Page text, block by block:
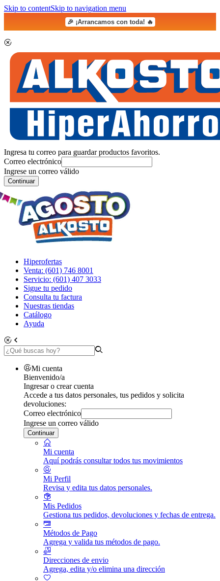
Skip to contentSkip to navigation menu
🎉 ¡Arrancamos con toda! 🔥
Ingresa tu correo para guardar productos favoritos.
Correo electrónico
Ingrese un correo válido
Continuar
Hiperofertas
Venta: (601) 746 8001
Servicio: (601) 407 3033
Sigue tu pedido
Consulta tu factura
Nuestras tiendas
Catálogo
Ayuda
Mi cuenta
Bienvenido/a
Ingresar o crear cuenta
Accede a tus datos personales, tus pedidos y solicita
devoluciones:
Correo electrónico
Ingrese un correo válido
Continuar
Mi cuenta
Aquí podrás consultar todos tus movimientos
Mi Perfil
Revisa y edita tus datos personales.
Mis Pedidos
Gestiona tus pedidos, devoluciones y fechas de entrega.
Métodos de Pago
Agrega y valida tus métodos de pago.
Direcciones de envio
Agrega, edita y/o elimina una dirección